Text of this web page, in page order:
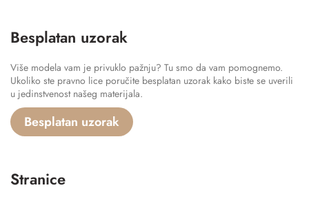
Besplatan uzorak
Više modela vam je privuklo pažnju? Tu smo da vam pomognemo.
Ukoliko ste pravno lice poručite besplatan uzorak kako biste se uverili
u jedinstvenost našeg materijala.
Besplatan uzorak
Stranice